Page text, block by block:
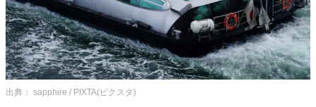
出典： sapphire / PIXTA(ピクスタ)